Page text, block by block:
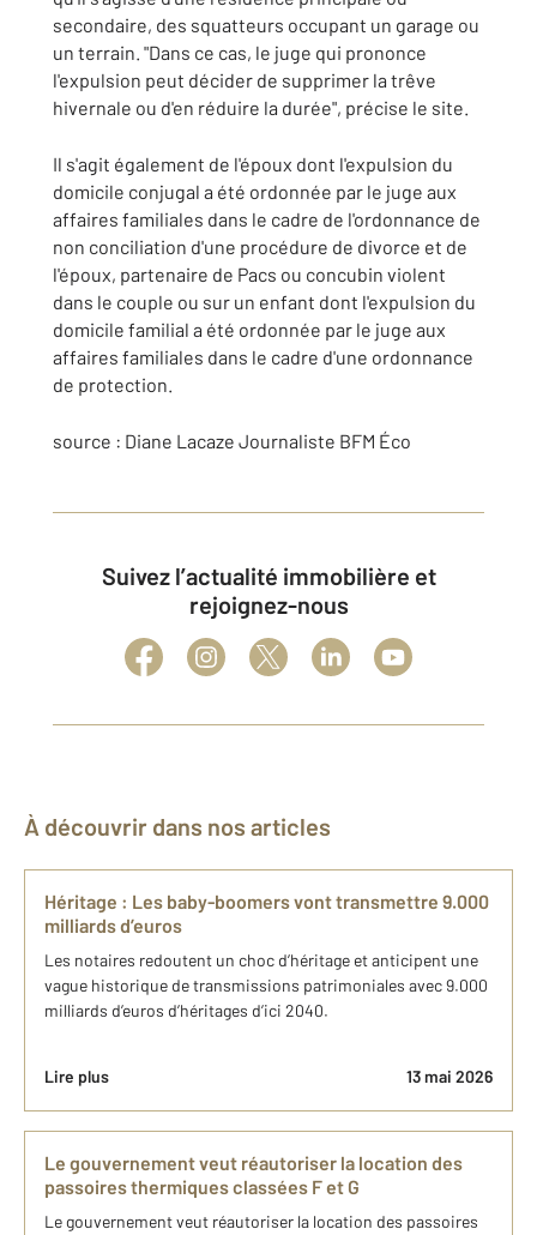
secondaire, des squatteurs occupant un garage ou
un terrain. "Dans ce cas, le juge qui prononce
l'expulsion peut décider de supprimer la trêve
hivernale ou d'en réduire la durée", précise le site.
Il s'agit également de l'époux dont l'expulsion du
domicile conjugal a été ordonnée par le juge aux
affaires familiales dans le cadre de l'ordonnance de
non conciliation d'une procédure de divorce et de
l'époux, partenaire de Pacs ou concubin violent
dans le couple ou sur un enfant dont l'expulsion du
domicile familial a été ordonnée par le juge aux
affaires familiales dans le cadre d'une ordonnance
de protection.
source : Diane Lacaze Journaliste BFM Éco
Suivez l’actualité immobilière et
rejoignez-nous
À découvrir dans nos articles
Héritage : Les baby-boomers vont transmettre 9.000
milliards d’euros
Les notaires redoutent un choc d’héritage et anticipent une
vague historique de transmissions patrimoniales avec 9.000
milliards d’euros d’héritages d’ici 2040.
Lire plus 13 mai 2026
Le gouvernement veut réautoriser la location des
passoires thermiques classées F et G
Le gouvernement veut réautoriser la location des passoires